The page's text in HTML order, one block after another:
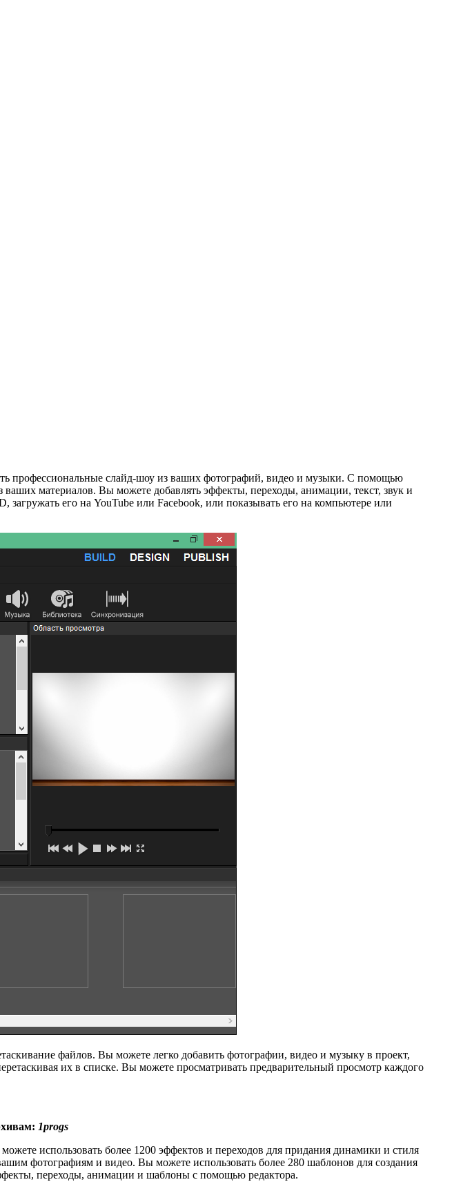
профессиональные слайд-шоу из ваших фотографий, видео и музыки. С помощью
материалов. Вы можете добавлять эффекты, переходы, анимации, текст, звук и
его на YouTube или Facebook, или показывать его на компьютере или
файлов. Вы можете легко добавить фотографии, видео и музыку в проект,
их в списке. Вы можете просматривать предварительный просмотр каждого
1progs
использовать более 1200 эффектов и переходов для придания динамики и стиля
фотографиям и видео. Вы можете использовать более 280 шаблонов для создания
переходы, анимации и шаблоны с помощью редактора.